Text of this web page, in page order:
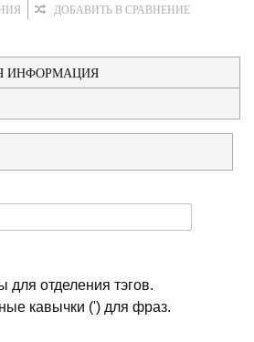
ДОБАВИТЬ В СРАВНЕНИЕ
ИНФОРМАЦИЯ
для отделения тэгов.
кавычки (') для фраз.